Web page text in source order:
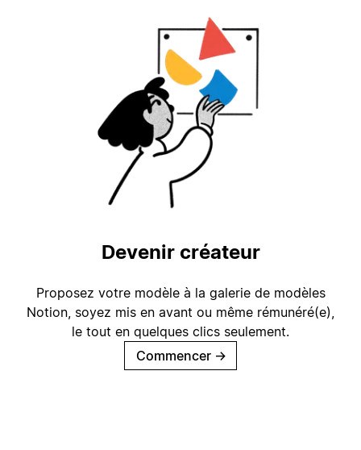
Devenir créateur
Proposez votre modèle à la galerie de modèles
Notion, soyez mis en avant ou même rémunéré(e),
le tout en quelques clics seulement.
Commencer →